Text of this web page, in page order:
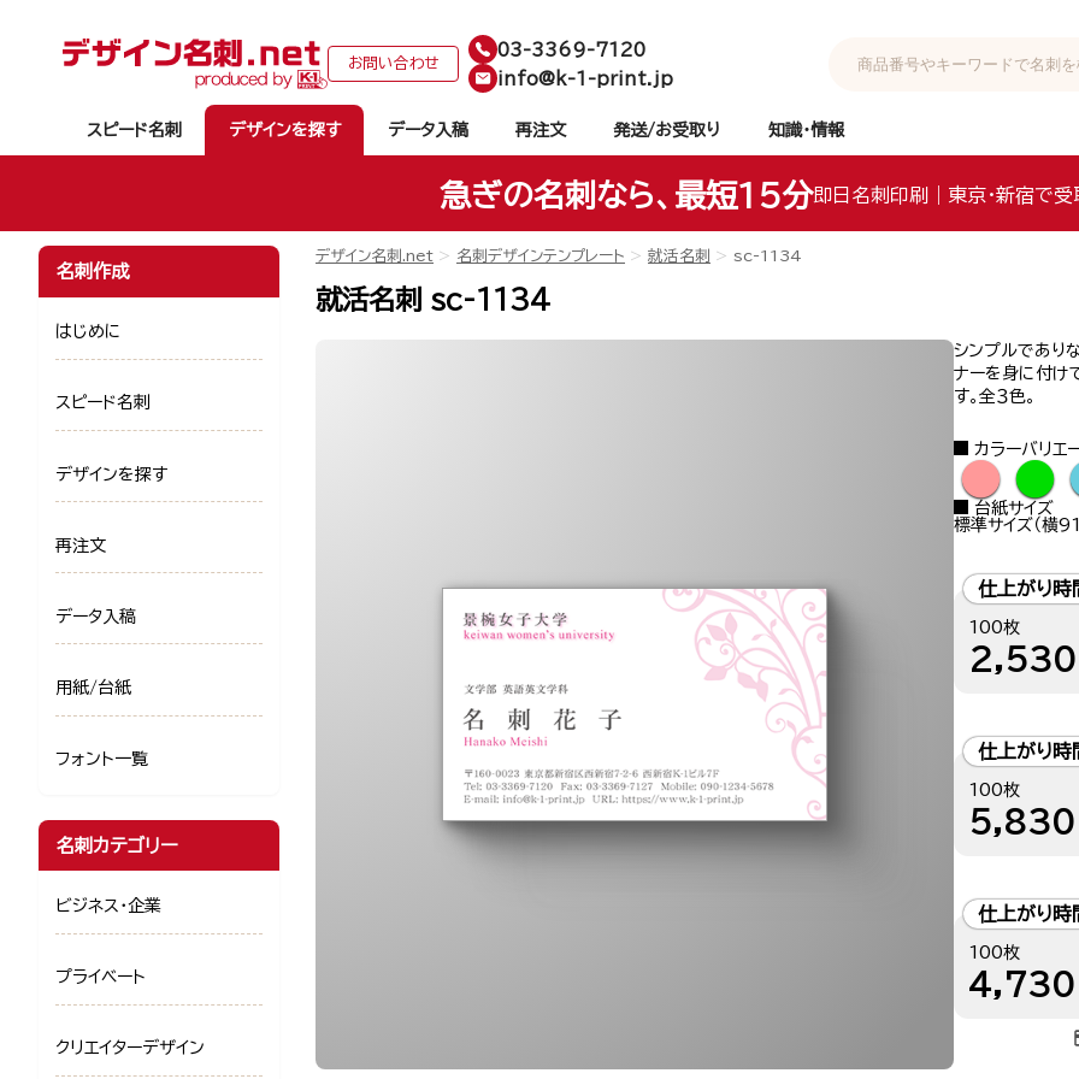
お問い合わせ
03-3369-7120
info@k-1-print.jp
スピード名刺 デザインを探す データ入稿 再注文 発送/お受取り 知識・情報
急ぎの名刺なら、最短15分即日名刺印刷｜東京・新宿で受
デザイン名刺.net 名刺デザインテンプレート 就活名刺 sc-1134
就活名刺 sc-1134
シンプルであり
ナーを身に付け
す。全３色。
カラーバリエ
● ●
台紙サイズ
標準サイズ（横
仕上がり
100枚
2,530
仕上がり
100枚
5,830
仕上がり
100枚
4,730
名刺作成
はじめに
スピード名刺
デザインを探す
再注文
データ入稿
用紙/台紙
フォント一覧
名刺カテゴリー
ビジネス・企業
プライベート
クリエイターデザイン